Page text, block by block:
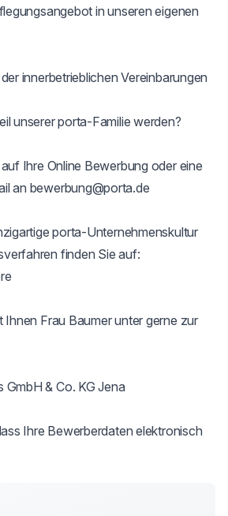
in unseren eigenen
innerbetrieblichen Vereinbarungen
unserer porta-Familie werden?
Ihre Online Bewerbung oder eine
an bewerbung@porta.de
porta-Unternehmenskultur
finden Sie auf:
Ihnen Frau Baumer unter gerne zur
& Co. KG Jena
Ihre Bewerberdaten elektronisch